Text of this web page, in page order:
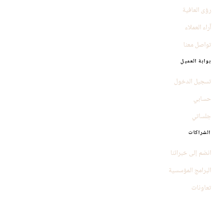
رؤى العافية
آراء العملاء
تواصل معنا
بوابة العميل
تسجيل الدخول
حسابي
جلساتي
الشراكات
انضم إلى خبرائنا
البرامج المؤسسية
تعاونات